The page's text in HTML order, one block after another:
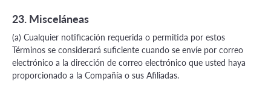
23. Misceláneas
(a) Cualquier notificación requerida o permitida por estos
Términos se considerará suficiente cuando se envíe por correo
electrónico a la dirección de correo electrónico que usted haya
proporcionado a la Compañía o sus Afiliadas.